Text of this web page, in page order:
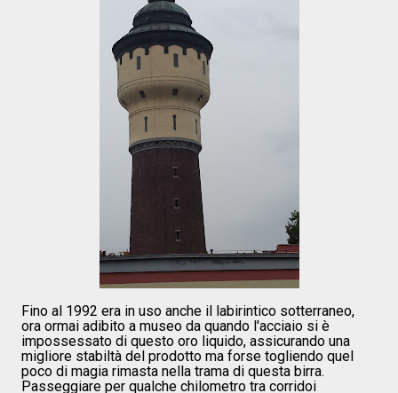
Fino al 1992 era in uso anche il labirintico sotterraneo,
ora ormai adibito a museo da quando l'acciaio si è
impossessato di questo oro liquido, assicurando una
migliore stabiltà del prodotto ma forse togliendo quel
poco di magia rimasta nella trama di questa birra.
Passeggiare per qualche chilometro tra corridoi